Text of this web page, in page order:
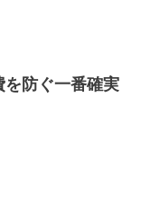
防ぐ一番確実